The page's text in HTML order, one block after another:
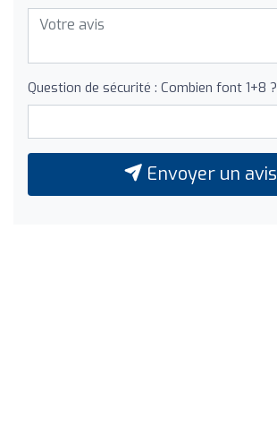
Question de sécurité : Combien font 1+8 ?
Envoyer un avis